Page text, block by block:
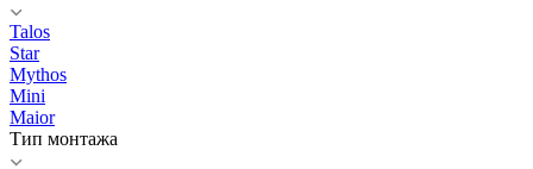
Talos
Star
Mythos
Mini
Maior
Тип монтажа